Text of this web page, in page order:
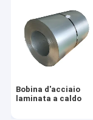
Gli ss hanno
striscia di
strato di
Piatti di
Bobina d'acciaio
laminata a caldo